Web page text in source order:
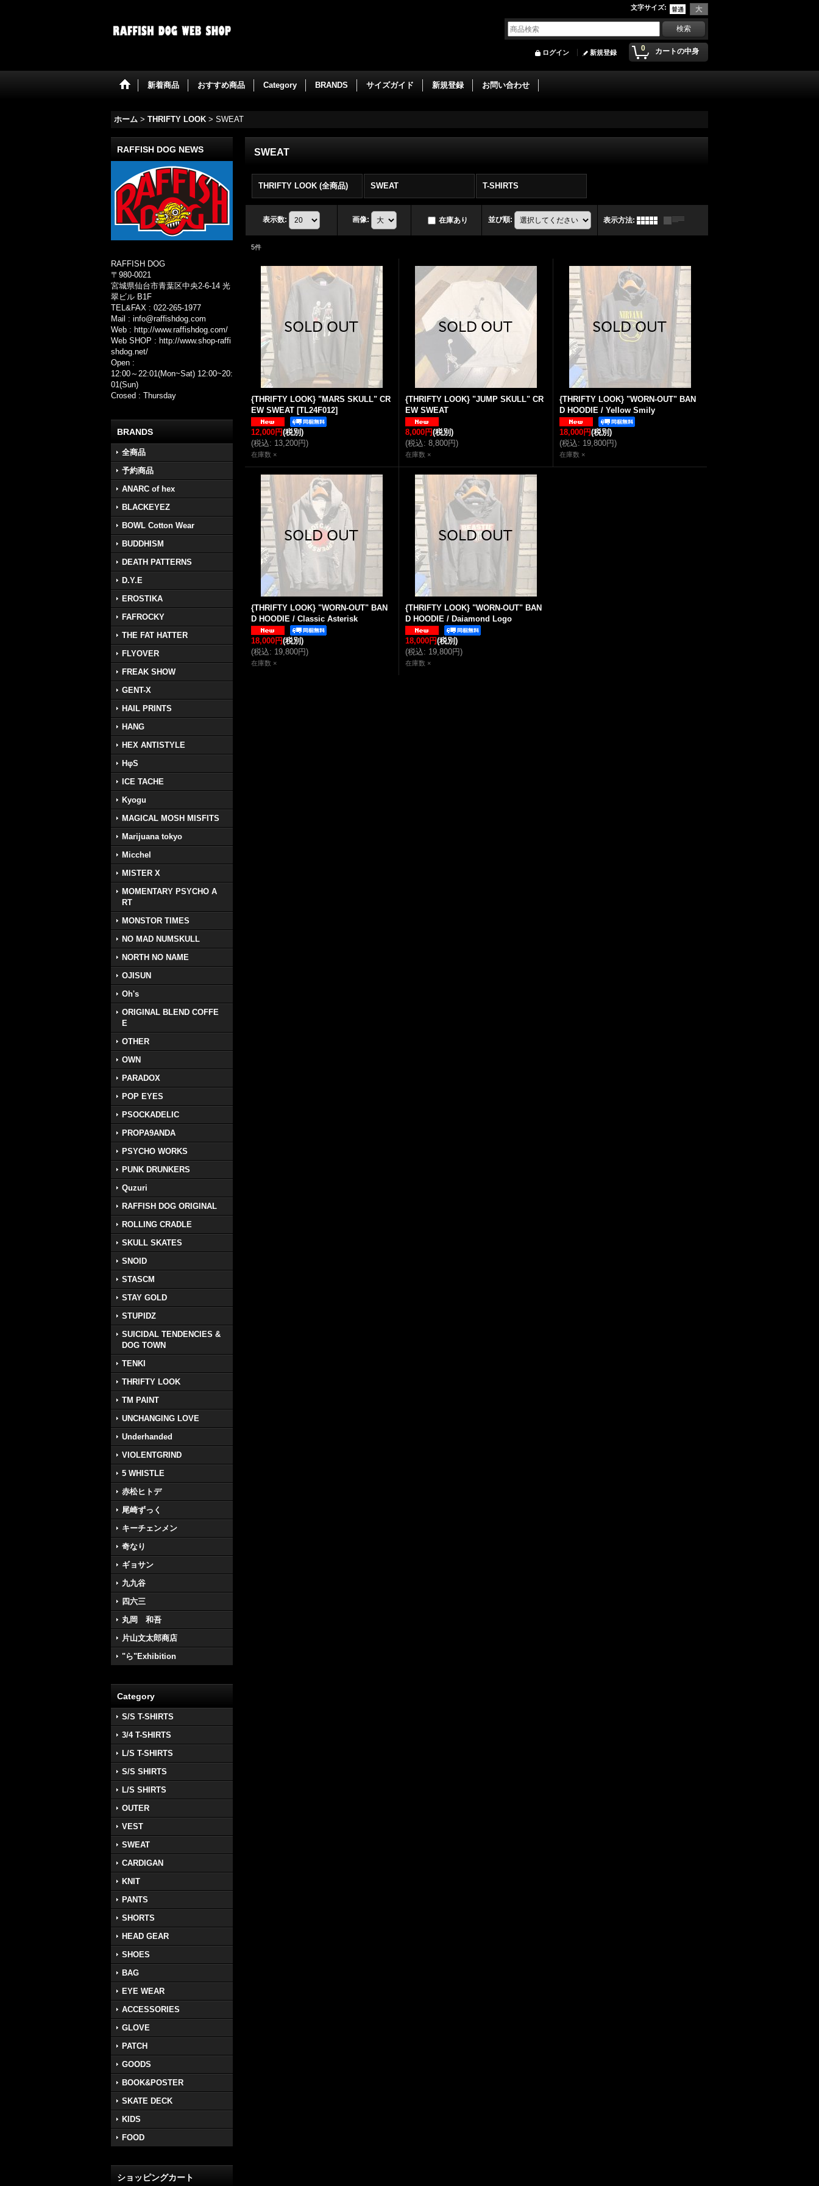
文字サイズ:
0 カートの中身
ログイン 新規登録
新着商品 おすすめ商品 Category BRANDS サイズガイド 新規登録 お問い合わせ
ホーム > THRIFTY LOOK > SWEAT
RAFFISH DOG NEWS
RAFFISH DOG
〒980-0021
宮城県仙台市青葉区中央2-6-14 光
翠ビル B1F
TEL&FAX : 022-265-1977
Mail : info@raffishdog.com
Web : http://www.raffishdog.com/
Web SHOP : http://www.shop-raffi
shdog.net/
Open :
12:00～22:01(Mon~Sat) 12:00~20:
01(Sun)
Crosed : Thursday
BRANDS
全商品
予約商品
ANARC of hex
BLACKEYEZ
BOWL Cotton Wear
BUDDHISM
DEATH PATTERNS
D.Y.E
EROSTIKA
FAFROCKY
THE FAT HATTER
FLYOVER
FREAK SHOW
GENT-X
HAIL PRINTS
HANG
HEX ANTISTYLE
HφS
ICE TACHE
Kyogu
MAGICAL MOSH MISFITS
Marijuana tokyo
Micchel
MISTER X
MOMENTARY PSYCHO A
RT
MONSTOR TIMES
NO MAD NUMSKULL
NORTH NO NAME
OJISUN
Oh's
ORIGINAL BLEND COFFE
E
OTHER
OWN
PARADOX
POP EYES
PSOCKADELIC
PROPA9ANDA
PSYCHO WORKS
PUNK DRUNKERS
Quzuri
RAFFISH DOG ORIGINAL
ROLLING CRADLE
SKULL SKATES
SNOID
STASCM
STAY GOLD
STUPIDZ
SUICIDAL TENDENCIES &
DOG TOWN
TENKI
THRIFTY LOOK
TM PAINT
UNCHANGING LOVE
Underhanded
VIOLENTGRIND
5 WHISTLE
赤松ヒトデ
尾崎ずっく
キーチェンメン
奇なり
ギョサン
九九谷
四六三
丸岡 和吾
片山文太郎商店
"ら"Exhibition
Category
S/S T-SHIRTS
3/4 T-SHIRTS
L/S T-SHIRTS
S/S SHIRTS
L/S SHIRTS
OUTER
VEST
SWEAT
CARDIGAN
KNIT
PANTS
SHORTS
HEAD GEAR
SHOES
BAG
EYE WEAR
ACCESSORIES
GLOVE
PATCH
GOODS
BOOK&POSTER
SKATE DECK
KIDS
FOOD
ショッピングカート
SWEAT
THRIFTY LOOK (全商品) SWEAT T-SHIRTS
表示数: 画像: 在庫あり 並び順: 表示方法:
5件
{THRIFTY LOOK} "MARS SKULL" CR
EW SWEAT [TL24F012]
12,000円(税別)
(税込: 13,200円)
在庫数 ×
{THRIFTY LOOK} "JUMP SKULL" CR
EW SWEAT
8,000円(税別)
(税込: 8,800円)
在庫数 ×
{THRIFTY LOOK} "WORN-OUT" BAN
D HOODIE / Yellow Smily
18,000円(税別)
(税込: 19,800円)
在庫数 ×
{THRIFTY LOOK} "WORN-OUT" BAN
D HOODIE / Classic Asterisk
18,000円(税別)
(税込: 19,800円)
在庫数 ×
{THRIFTY LOOK} "WORN-OUT" BAN
D HOODIE / Daiamond Logo
18,000円(税別)
(税込: 19,800円)
在庫数 ×